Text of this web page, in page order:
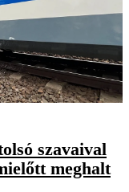
szavaival
meghalt